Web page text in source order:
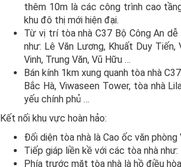
thêm 10m là các công trình cao
khu đô thị mới hiện đại.
Từ vị trí tòa nhà C37 Bộ Công An
như: Lê Văn Lương, Khuất Duy
Vinh, Trung Văn, Vũ Hữu …
Bán kính 1km xung quanh tòa nhà
Bắc Hà, Viwaseen Tower, tòa nhà
yếu chính phủ …
Kết nối khu vực hoàn hảo:
Đối diện tòa nhà là Cao ốc văn
Tiếp giáp liền kề với các tòa nhà
Phía trước mặt tòa nhà là hồ điều